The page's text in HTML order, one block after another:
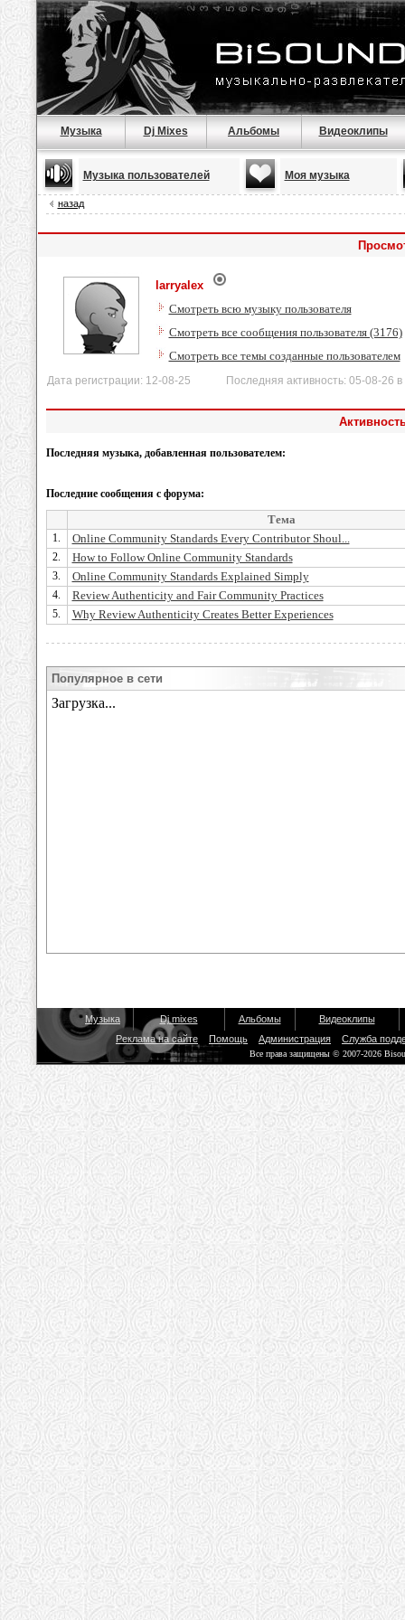
Музыка Dj Mixes Альбомы Видеоклипы
Музыка пользователей Моя музыка
назад
larryalex
Смотреть всю музыку пользователя
Смотреть все сообщения пользователя (3176)
Смотреть все темы созданные пользователем
Дата регистрации: 12-08-25 Последняя активность: 05-08-26 в
Последняя музыка, добавленная пользователем:
Последние сообщения с форума:
Тема
1. Online Community Standards Every Contributor Shoul...
2. How to Follow Online Community Standards
3. Online Community Standards Explained Simply
4. Review Authenticity and Fair Community Practices
5. Why Review Authenticity Creates Better Experiences
Популярное в сети
Музыка Dj mixes Альбомы
Видеоклипы
Реклама на сайте
Помощь Администрация Служба
Все права защищены © 2007-2026